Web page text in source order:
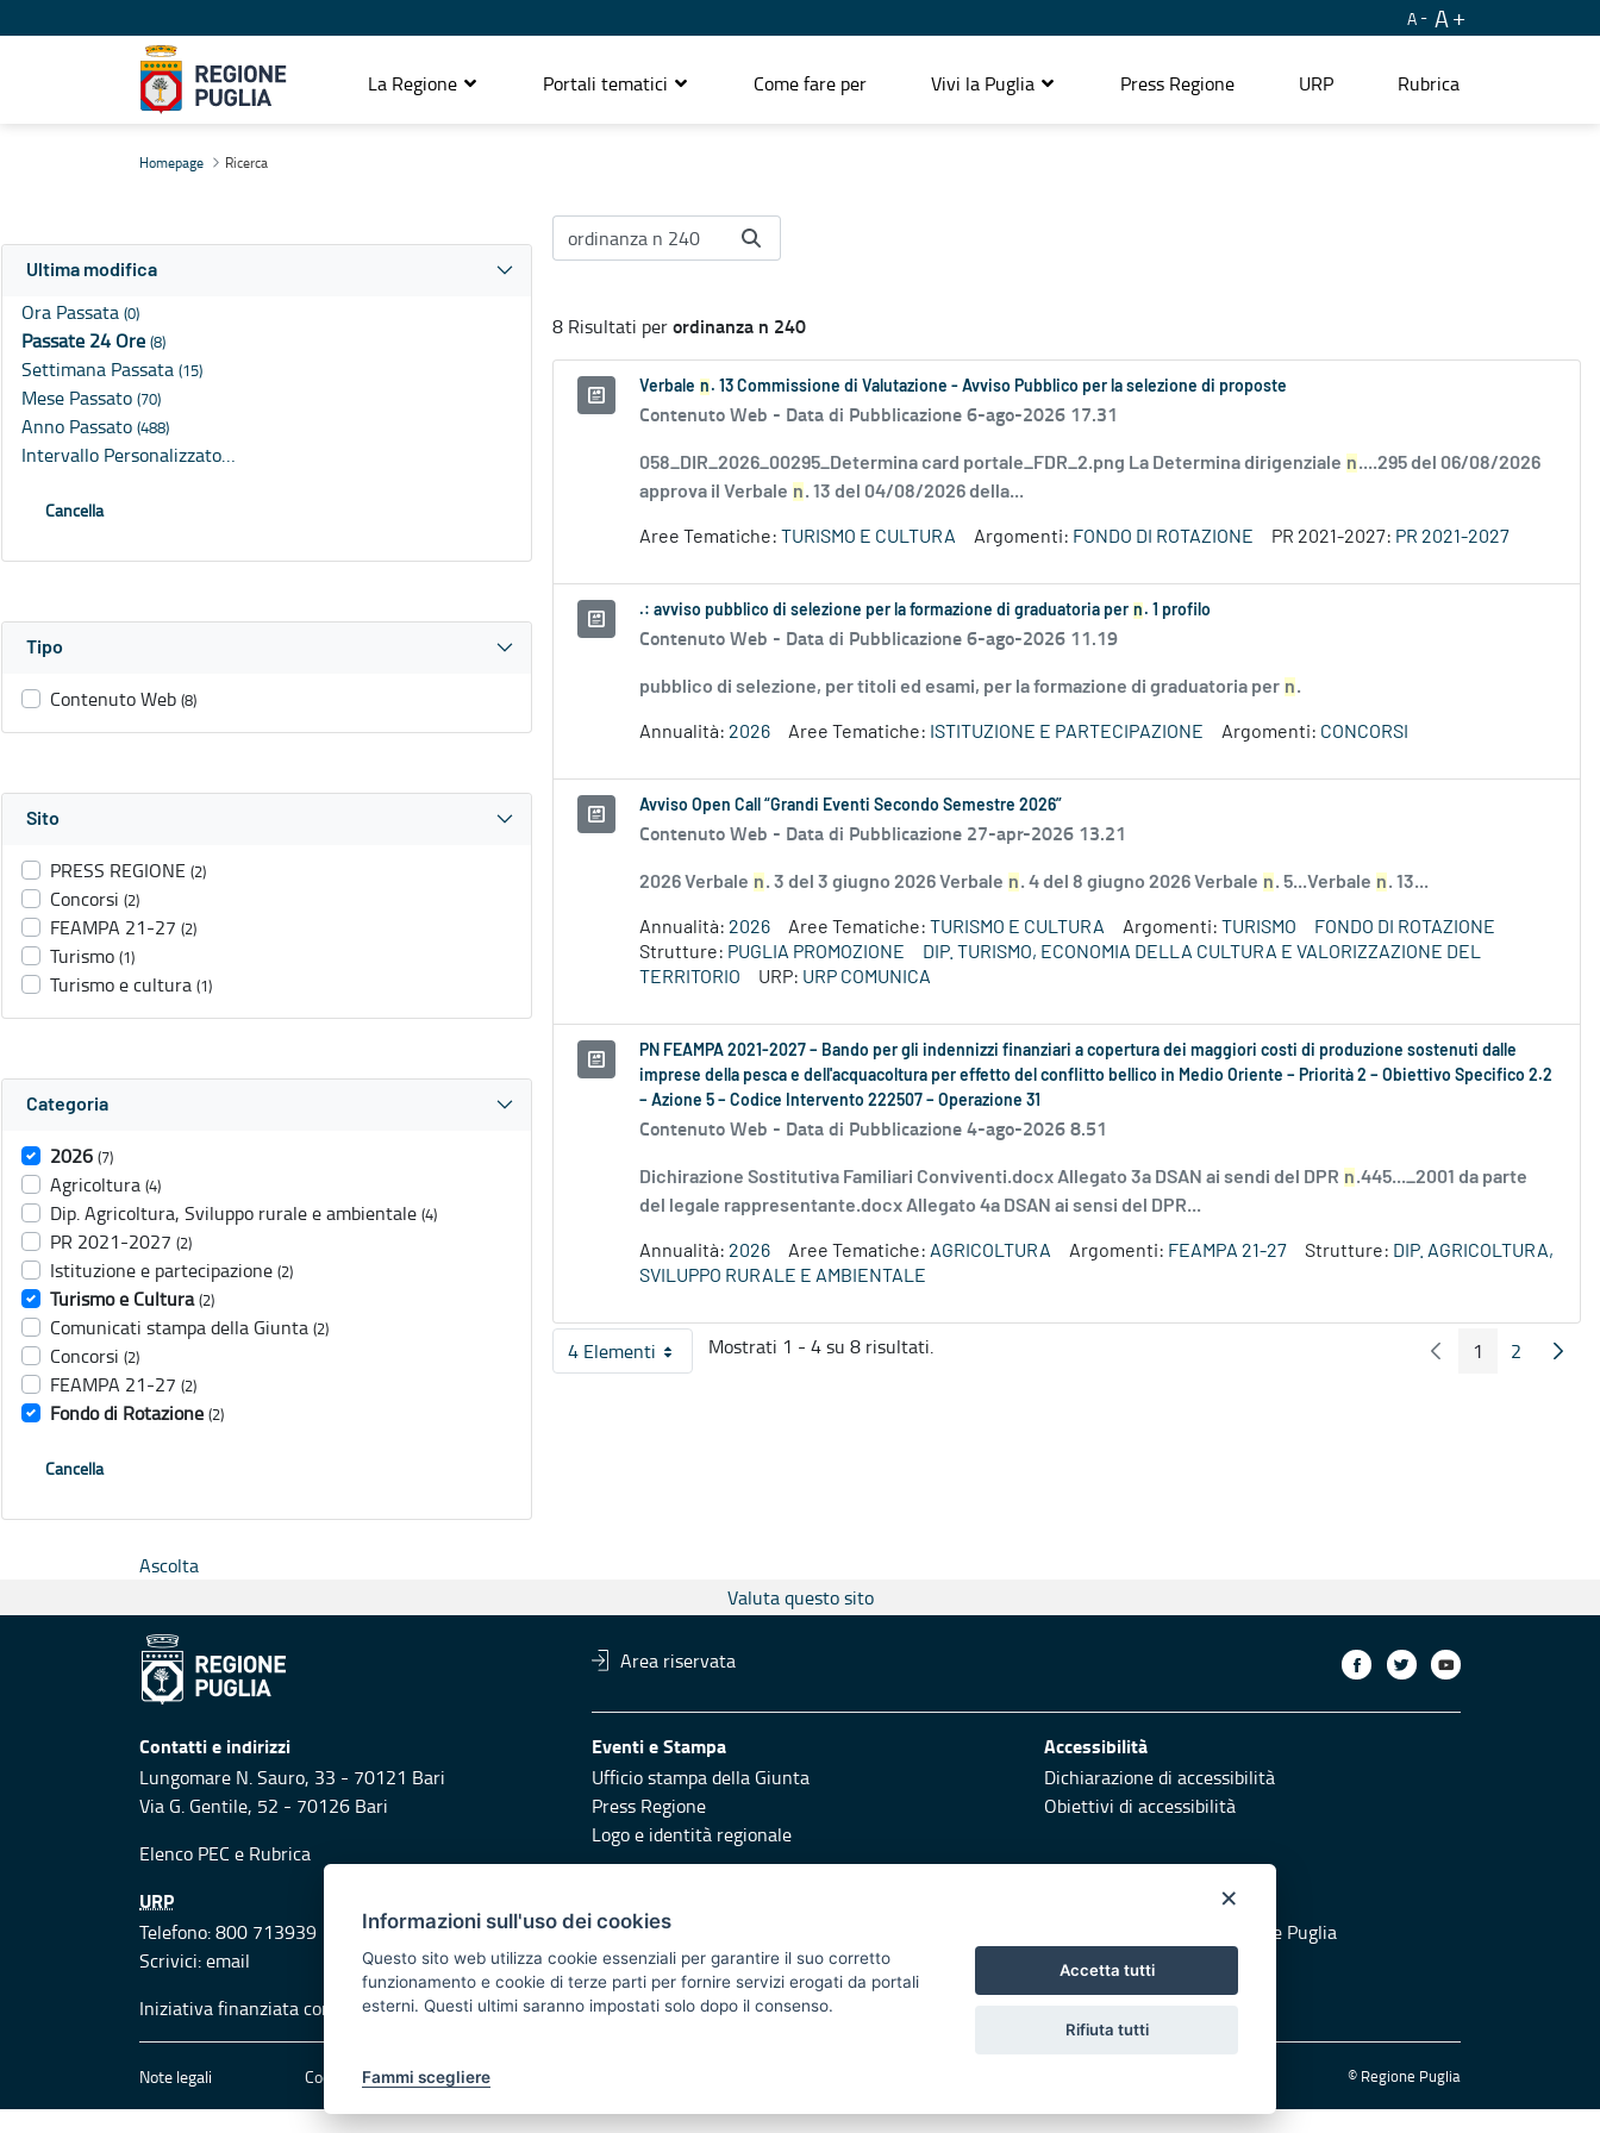
A A
La Regione Portali tematici Come fare per Vivi la Puglia Press Regione URP Rubrica
Homepage Ricerca
Ultima modifica
Ora Passata (0)
Passate 24 Ore (8)
Settimana Passata (15)
Mese Passato (70)
Anno Passato (488)
Intervallo Personalizzato…
Cancella
Tipo
Contenuto Web (8)
Sito
PRESS REGIONE (2)
Concorsi (2)
FEAMPA 21-27 (2)
Turismo (1)
Turismo e cultura (1)
Categoria
2026 (7)
Agricoltura (4)
Dip. Agricoltura, Sviluppo rurale e ambientale (4)
PR 2021-2027 (2)
Istituzione e partecipazione (2)
Turismo e Cultura (2)
Comunicati stampa della Giunta (2)
Concorsi (2)
FEAMPA 21-27 (2)
Fondo di Rotazione (2)
Cancella
8 Risultati perordinanza n 240
Verbale n . 13 Commissione di Valutazione - Avviso Pubblico per la selezione di proposte
Contenuto Web - Data di Pubblicazione 6-ago-2026 17.31
058_DIR_2026_00295_Determina card portale_FDR_2.png La Determina dirigenziale n....295 del 06/08/2026
approva il Verbale n. 13 del 04/08/2026 della...
Aree Tematiche: TURISMO E CULTURA Argomenti: FONDO DI ROTAZIONE PR 2021-2027: PR 2021-2027
.: avviso pubblico di selezione per la formazione di graduatoria per n . 1 profilo
Contenuto Web - Data di Pubblicazione 6-ago-2026 11.19
pubblico di selezione, per titoli ed esami, per la formazione di graduatoria per n.
Annualità: 2026 Aree Tematiche: ISTITUZIONE E PARTECIPAZIONE Argomenti: CONCORSI
Avviso Open Call “Grandi Eventi Secondo Semestre 2026”
Contenuto Web - Data di Pubblicazione 27-apr-2026 13.21
2026 Verbale n. 3 del 3 giugno 2026 Verbale n. 4 del 8 giugno 2026 Verbale n. 5...Verbale n. 13...
Annualità: 2026 Aree Tematiche: TURISMO E CULTURA Argomenti: TURISMO
FONDO DI ROTAZIONE
Strutture: PUGLIA PROMOZIONE
DIP. TURISMO, ECONOMIA DELLA CULTURA E VALORIZZAZIONE DEL
TERRITORIO
URP: URP COMUNICA
PN FEAMPA 2021-2027 – Bando per gli indennizzi finanziari a copertura dei maggiori costi di produzione sostenuti dalle
imprese della pesca e dell'acquacoltura per effetto del conflitto bellico in Medio Oriente – Priorità 2 – Obiettivo Specifico 2.2
– Azione 5 – Codice Intervento 222507 – Operazione 31
Contenuto Web - Data di Pubblicazione 4-ago-2026 8.51
Dichirazione Sostitutiva Familiari Conviventi.docx Allegato 3a DSAN ai sendi del DPR n.445..._2001 da parte
del legale rappresentante.docx Allegato 4a DSAN ai sensi del DPR...
Annualità: 2026 Aree Tematiche: AGRICOLTURA Argomenti: FEAMPA 21-27 Strutture: DIP. AGRICOLTURA,
SVILUPPO RURALE E AMBIENTALE
4 ElementiPer pagina
Mostrati 1 - 4 su 8 risultati. Pagina Precedente
Pagina
1 Pagina
2
Ascolta
Valuta questo sito
Area riservata
Contatti e indirizzi
Lungomare N. Sauro, 33 - 70121 Bari
Via G. Gentile, 52 - 70126 Bari
Elenco PEC e Rubrica
Eventi e Stampa
Ufficio stampa della Giunta
Press Regione
Logo e identità regionale
Accessibilità
Dichiarazione di accessibilità
Obiettivi di accessibilità
URP
Telefono: 800 713939
Scrivici:email
Responsabili di pubblicazione Vai al sito di Protezione Civile Puglia
Iniziativa finanziata con risorse del POR Puglia 2014/2020 - Asse XI
Note legali Cookie e privacy © Regione Puglia
×
Informazioni sull'uso dei cookies
Questo sito web utilizza cookie essenziali per garantire il suo corretto
funzionamento e cookie di terze parti per fornire servizi erogati da portali
esterni. Questi ultimi saranno impostati solo dopo il consenso.
Fammi scegliere
Accetta tutti
Rifiuta tutti